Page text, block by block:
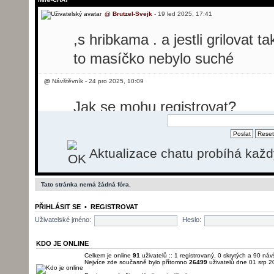
@ Brutzel-Svejk- 19 led 2025, 17:41
,s hribkama . a jestli grilovat
to masíčko nebylo suché
@Návštěvník - 24 pro 2025, 10:09
Jak se mohu registrovat?
Dobrý den, potřebovala bych
svíčkovou, ale nevím jak se
momentálně registrace
pošlu.
@ Brutzel-Svejk- 01 led 2026, 22:22
Aktualizace chatu probíhá
Tato stránka nemá žádná fóra.
PŘIHLÁSIT SE• REGISTROVAT
Uživatelské jméno:
Heslo:
KDO JE ONLINE
Celkem je online 91 uživatelů :: 1 registrovaný, 0 skrytých a 90
Nejvíce zde současně bylo přítomno 26499uživatelů dne 01 srp